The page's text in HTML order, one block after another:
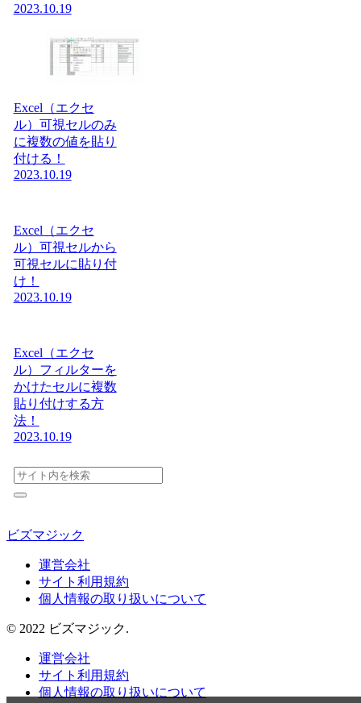
2023.10.19
Excel（エクセ
ル）可視セルのみ
に複数の値を貼り
付ける！
2023.10.19
Excel（エクセ
ル）可視セルから
可視セルに貼り付
け！
2023.10.19
Excel（エクセ
ル）フィルターを
かけたセルに複数
貼り付けする方
法！
2023.10.19
ビズマジック
運営会社
サイト利用規約
個人情報の取り扱いについて
© 2022 ビズマジック.
運営会社
サイト利用規約
個人情報の取り扱いについて